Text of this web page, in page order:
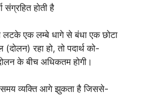
होती है
एक लम्बे धागे से बंधा एक छोटा
रहा हो, तो पदार्थ को-
के बीच अधिकतम होगी।
व्यक्ति आगे झुकता है जिससे-